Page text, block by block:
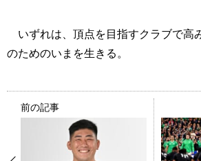
いずれは、頂点を目指すクラブで高
のためのいまを生きる。
前の記事